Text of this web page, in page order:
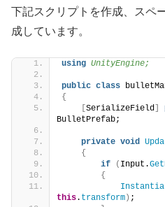
下記スクリプトを作成、スペ
成しています。
using UnityEngine;
public class
{
[SerializeField]
BulletPrefab;
private void
{
if
( Input.
{
this. transform) ;